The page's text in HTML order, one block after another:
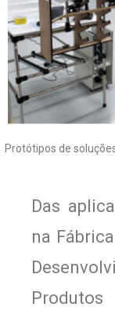
Protótipos de
Das
na